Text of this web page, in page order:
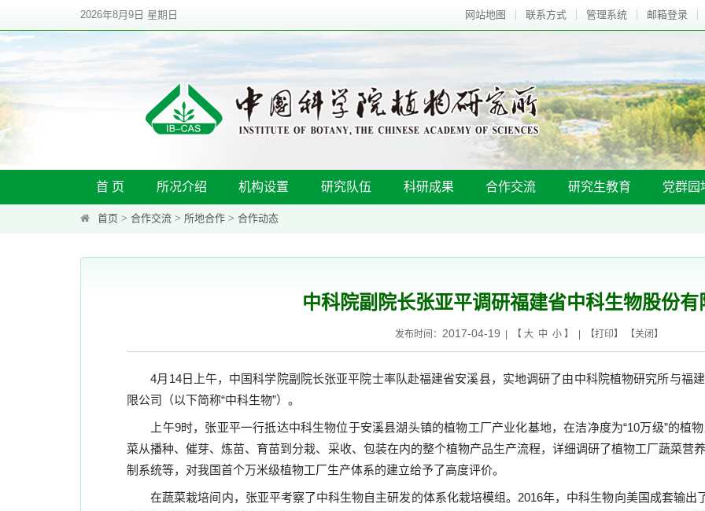
2026年8月9日 星期日 网站地图 联系方式 管理系统 邮箱登录
首 页 所况介绍 机构设置 研究队伍 科研成果 合作交流 研究生教育 党群园
首页 > 合作交流 > 所地合作 > 合作动态
中科院副院长张亚平调研福建省中科生物股份有
发布时间： 2017-04-19 | 【 大 中 小】 | 【打印】 【关闭 】
4月 14日上午，中国科学院副院长张亚平院士率队赴福建省安溪县，实地调研了由中科院植物研究所与福
限公司（以下简称“中科生物”）。
上午9时，张亚平一行抵达中科生物位于安溪县湖头镇的植物工厂产业化基地，在洁净度为“10万级”的植
菜从播种、催芽、炼苗、育苗到分栽、采收、包装在内的整个植物产品生产流程，详细调研了植物工厂蔬菜营
制系统等，对我国首个万米级植物工厂生产体系的建立给予了高度评价。
在蔬菜栽培间内，张亚平考察了中科生物自主研发的体系化栽培模组。 2016年，中科生物向美国成套输出